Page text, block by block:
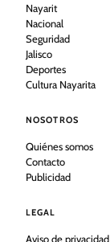
Nayarit
Nacional
Seguridad
Jalisco
Deportes
Cultura Nayarita
NOSOTROS
Quiénes somos
Contacto
Publicidad
LEGAL
Aviso de privacidad